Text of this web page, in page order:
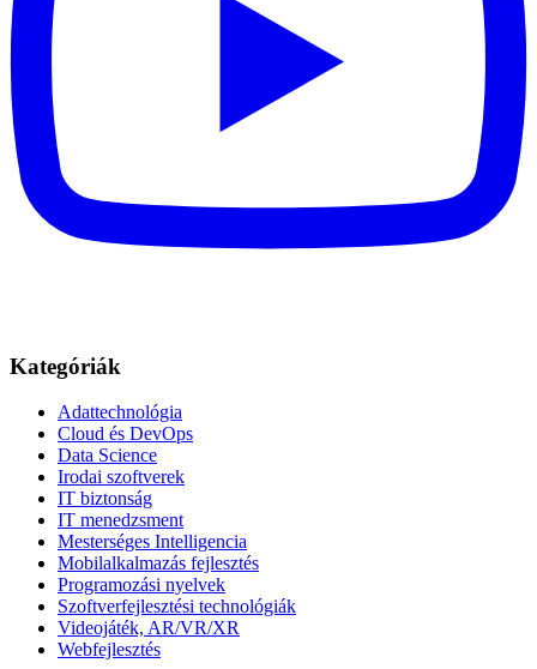
Kategóriák
Adattechnológia
Cloud és DevOps
Data Science
Irodai szoftverek
IT biztonság
IT menedzsment
Mesterséges Intelligencia
Mobilalkalmazás fejlesztés
Programozási nyelvek
Szoftverfejlesztési technológiák
Videojáték, AR/VR/XR
Webfejlesztés